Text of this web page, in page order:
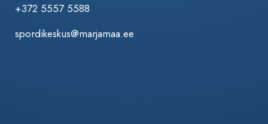
+372 5557 5588
spordikeskus@marjamaa.ee